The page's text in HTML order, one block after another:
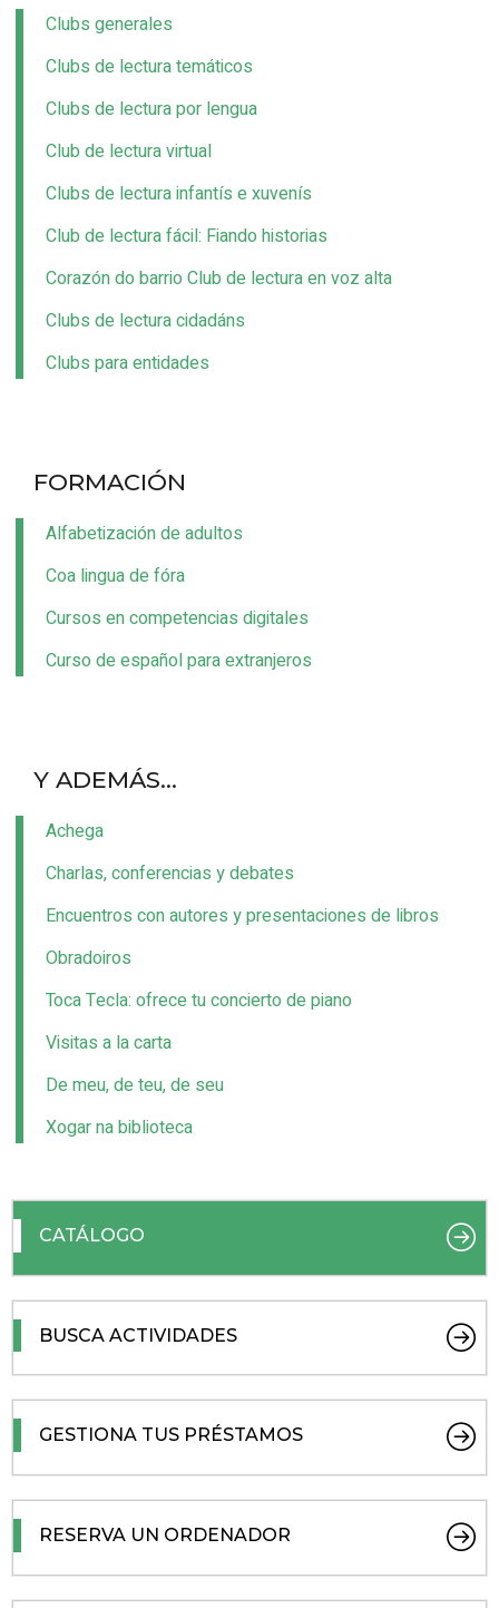
Clubs generales
Clubs de lectura temáticos
Clubs de lectura por lengua
Club de lectura virtual
Clubs de lectura infantís e xuvenís
Club de lectura fácil: Fiando historias
Corazón do barrio Club de lectura en voz alta
Clubs de lectura cidadáns
Clubs para entidades
FORMACIÓN
Alfabetización de adultos
Coa lingua de fóra
Cursos en competencias digitales
Curso de español para extranjeros
Y ADEMÁS...
Achega
Charlas, conferencias y debates
Encuentros con autores y presentaciones de libros
Obradoiros
Toca Tecla: ofrece tu concierto de piano
Visitas a la carta
De meu, de teu, de seu
Xogar na biblioteca
CATÁLOGO
BUSCA ACTIVIDADES
GESTIONA TUS PRÉSTAMOS
RESERVA UN ORDENADOR